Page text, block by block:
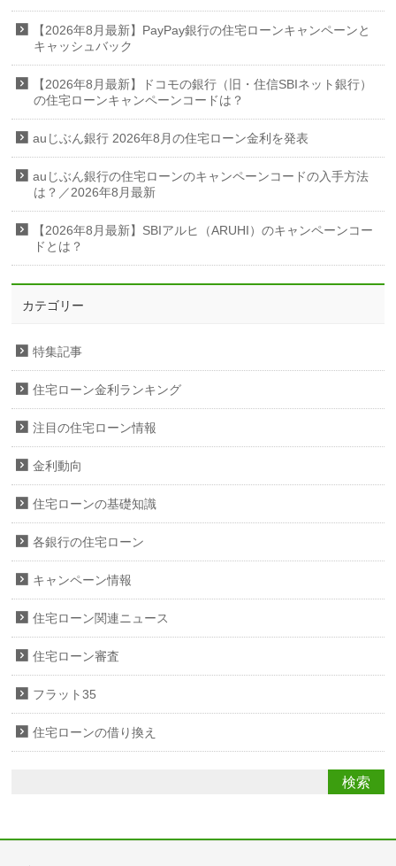
【2026年8月最新】PayPay銀行の住宅ローンキャンペーンと
キャッシュバック
【2026年8月最新】ドコモの銀行（旧・住信SBIネット銀行）
の住宅ローンキャンペーンコードは？
auじぶん銀行 2026年8月の住宅ローン金利を発表
auじぶん銀行の住宅ローンのキャンペーンコードの入手方法
は？／2026年8月最新
【2026年8月最新】SBIアルヒ（ARUHI）のキャンペーンコー
ドとは？
カテゴリー
特集記事
住宅ローン金利ランキング
注目の住宅ローン情報
金利動向
住宅ローンの基礎知識
各銀行の住宅ローン
キャンペーン情報
住宅ローン関連ニュース
住宅ローン審査
フラット35
住宅ローンの借り換え